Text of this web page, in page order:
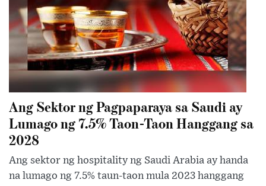
Ang Sektor ng Pagpaparaya sa Saudi ay
Lumago ng 7.5% Taon-Taon Hanggang sa
2028
Ang sektor ng hospitality ng Saudi Arabia ay handa
na lumago ng 7.5% taun-taon mula 2023 hanggang